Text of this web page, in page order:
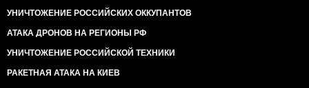
УНИЧТОЖЕНИЕ РОССИЙСКИХ ОККУПАНТОВ
АТАКА ДРОНОВ НА РЕГИОНЫ РФ
УНИЧТОЖЕНИЕ РОССИЙСКОЙ ТЕХНИКИ
РАКЕТНАЯ АТАКА НА КИЕВ